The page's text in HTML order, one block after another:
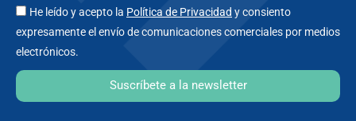
He leído y acepto la Política de Privacidad y consiento
expresamente el envío de comunicaciones comerciales por medios
electrónicos.
Suscríbete a la newsletter